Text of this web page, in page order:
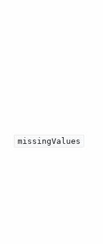
missingValues